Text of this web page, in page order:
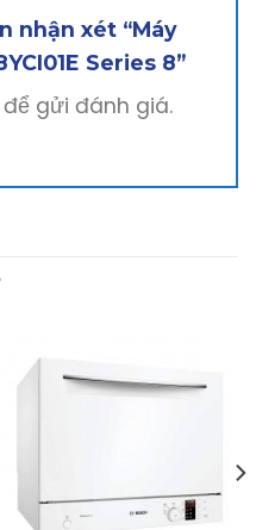
nhận xét “Máy
Series 8”
để gửi đánh giá.